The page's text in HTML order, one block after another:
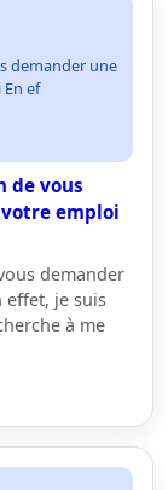
demander une
ef
de vous
emploi
demander
effet, je suis
à me